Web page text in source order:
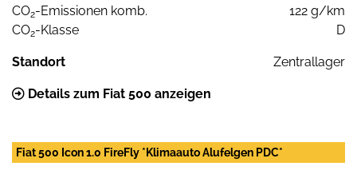
CO2-Emissionen komb.
122 g/km
CO2-Klasse D
Standort Zentrallager
Details zum Fiat 500 anzeigen
Fiat 500 Icon 1.0 FireFly *Klimaauto Alufelgen PDC*